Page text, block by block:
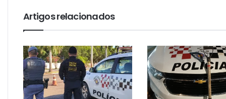
Artigos relacionados